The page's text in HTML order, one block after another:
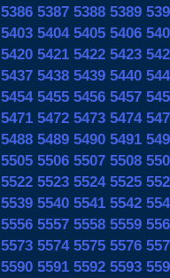
5386 5387 5388 5389
5403 5404 5405 5406
5420 5421 5422 5423
5437 5438 5439 5440
5454 5455 5456 5457
5471 5472 5473 5474
5488 5489 5490 5491
5505 5506 5507 5508
5522 5523 5524 5525
5539 5540 5541 5542
5556 5557 5558 5559
5573 5574 5575 5576
5590 5591 5592 5593